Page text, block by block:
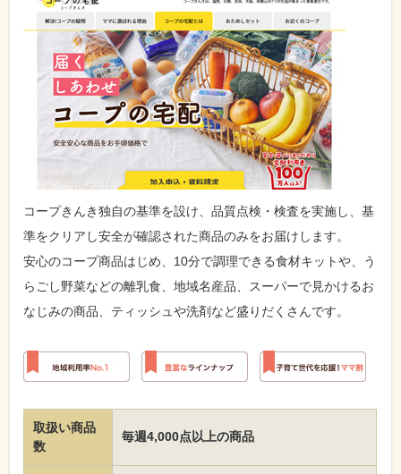
コープきんき独自の基準を設け、品質点検・検査を実施し、基
準をクリアし安全が確認された商品のみをお届けします。
安心のコープ商品はじめ、10分で調理できる食材キットや、う
らごし野菜などの離乳食、地域名産品、スーパーで見かけるお
なじみの商品、ティッシュや洗剤など盛りだくさんです。
取扱い商品
数
毎週4,000点以上の商品